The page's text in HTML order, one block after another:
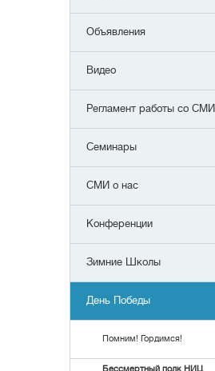
Объявления
Видео
Регламент работы со СМИ
Семинары
СМИ о нас
Конференции
Зимние Школы
День Победы
Помним! Гордимся!